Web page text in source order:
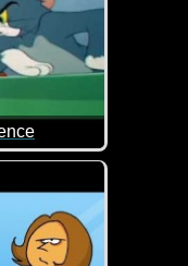
ist. Tom und Jerry in